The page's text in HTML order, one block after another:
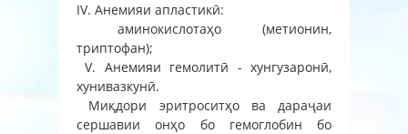
IV. Анемияи апластикӣ:
аминокислотаҳо (метионин,
триптофан);
V. Анемияи гемолитӣ - хунгузаронӣ,
хунивазкунӣ.
Миқдори эритроситҳо ва дараҷаи
сершавии онҳо бо гемоглобин бо